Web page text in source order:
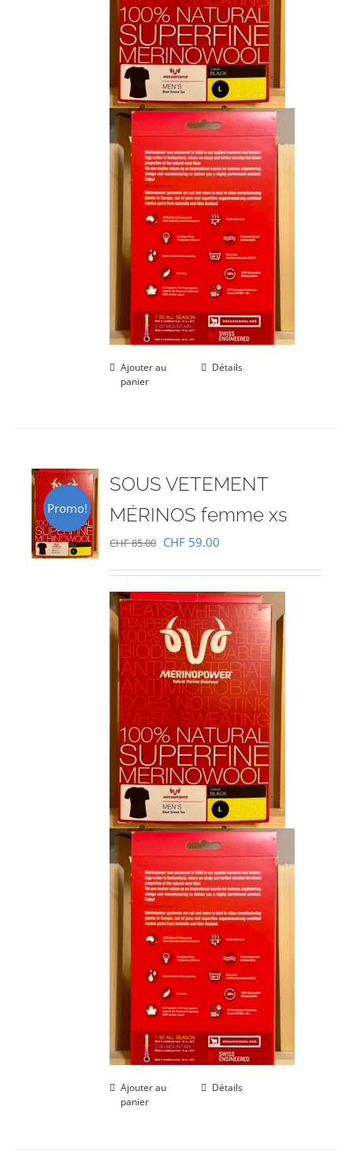
Ajouter au
panier
Détails
Promo!
SOUS VETEMENT
MÉRINOS femme xs
CHF85.00 Le
initial
était :
CHF 85.00.
CHF 59.00
actuel
est :
CHF 59.00.
Ajouter au
panier
Détails